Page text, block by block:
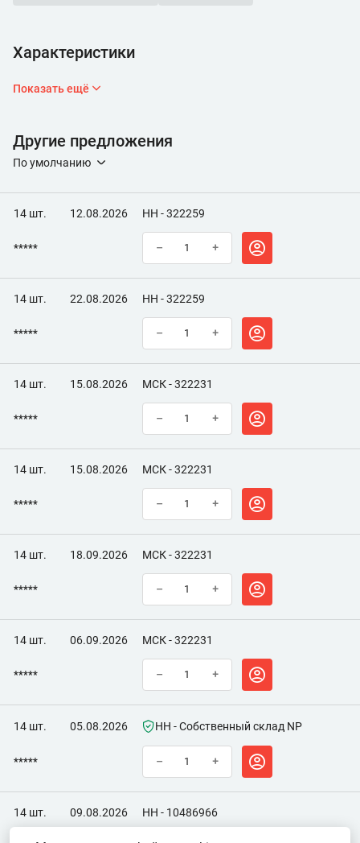
Характеристики
Показать ещё
Другие предложения
По умолчанию
14 шт. 12.08.2026 НН - 322259
***** – +
14 шт. 22.08.2026 НН - 322259
***** – +
14 шт. 15.08.2026 МСК - 322231
***** – +
14 шт. 15.08.2026 МСК - 322231
***** – +
14 шт. 18.09.2026 МСК - 322231
***** – +
14 шт. 06.09.2026 МСК - 322231
***** – +
14 шт. 05.08.2026 НН - Собственный склад NP
***** – +
14 шт. 09.08.2026 НН - 10486966